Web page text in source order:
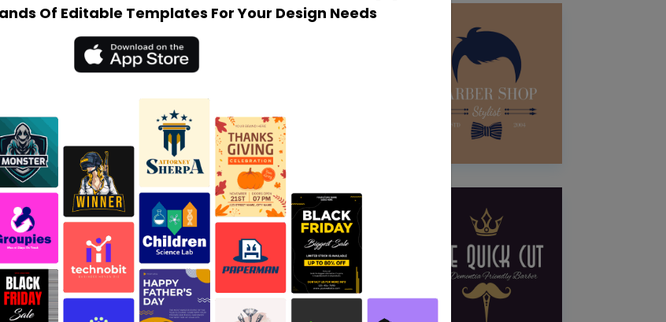
Of Editable Templates For Your Design Needs